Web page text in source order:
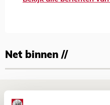
Net binnen //
Is dit de laatste